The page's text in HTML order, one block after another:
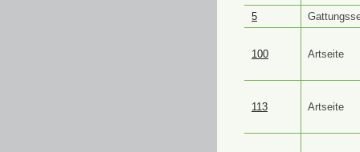
5
100 Artseite
113 Artseite